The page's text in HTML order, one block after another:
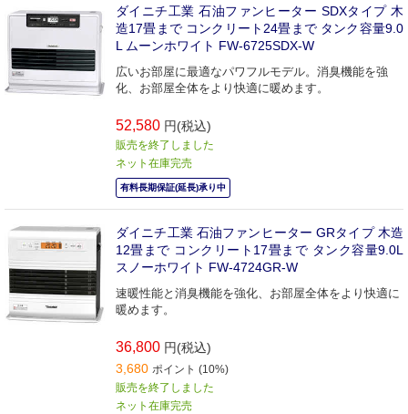
ダイニチ工業 石油ファンヒーター SDXタイプ 木
造17畳まで コンクリート24畳まで タンク容量9.0
L ムーンホワイト FW-6725SDX-W
広いお部屋に最適なパワフルモデル。消臭機能を強
化、お部屋全体をより快適に暖めます。
52,580 円(税込)
販売を終了しました
ネット在庫完売
有料長期保証(延長)承り中
ダイニチ工業 石油ファンヒーター GRタイプ 木造
12畳まで コンクリート17畳まで タンク容量9.0L
スノーホワイト FW-4724GR-W
速暖性能と消臭機能を強化、お部屋全体をより快適に
暖めます。
36,800 円(税込)
3,680 ポイント (10%)
販売を終了しました
ネット在庫完売